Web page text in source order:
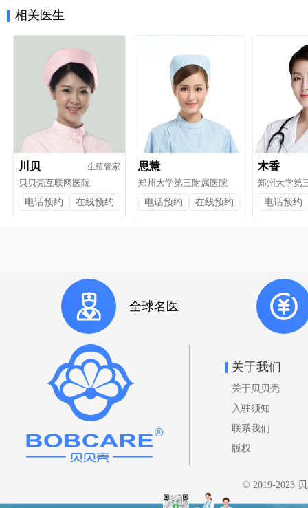
相关医生
川贝 生殖管家
贝贝壳互联网医院
电话预约
在线预约
思慧
郑州大学第三附属医院
电话预约
在线预约
木香
郑州大学第
电话预约
全球名医
关于我们
关于贝贝壳
入驻须知
联系我们
版权
© 2019-2023